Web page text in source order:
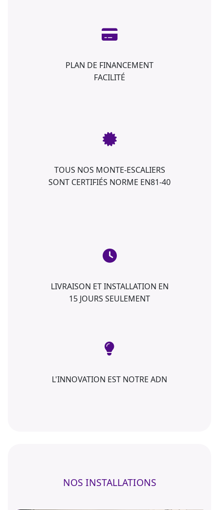
PLAN DE FINANCEMENT
FACILITÉ
TOUS NOS MONTE-ESCALIERS
SONT CERTIFIÉS NORME EN81-40
LIVRAISON ET INSTALLATION EN
15 JOURS SEULEMENT
L'INNOVATION EST NOTRE ADN
NOS INSTALLATIONS